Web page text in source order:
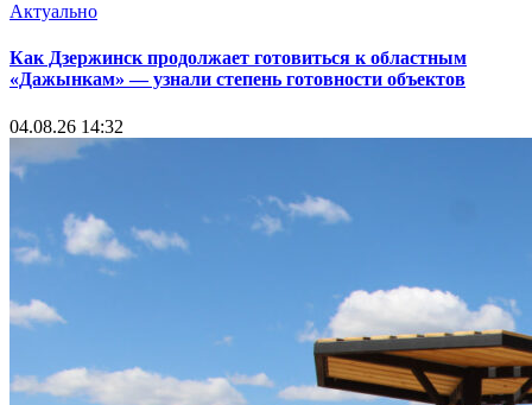
Актуально
Как Дзержинск продолжает готовиться к областным
«Дажынкам» — узнали степень готовности объектов
04.08.26 14:32